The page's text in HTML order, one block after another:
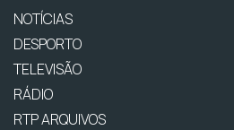
NOTÍCIAS
DESPORTO
TELEVISÃO
RÁDIO
RTP ARQUIVOS